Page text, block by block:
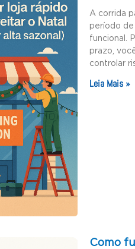
A corrida
período
funcional.
prazo,
controlar
Leia Mais »
Como